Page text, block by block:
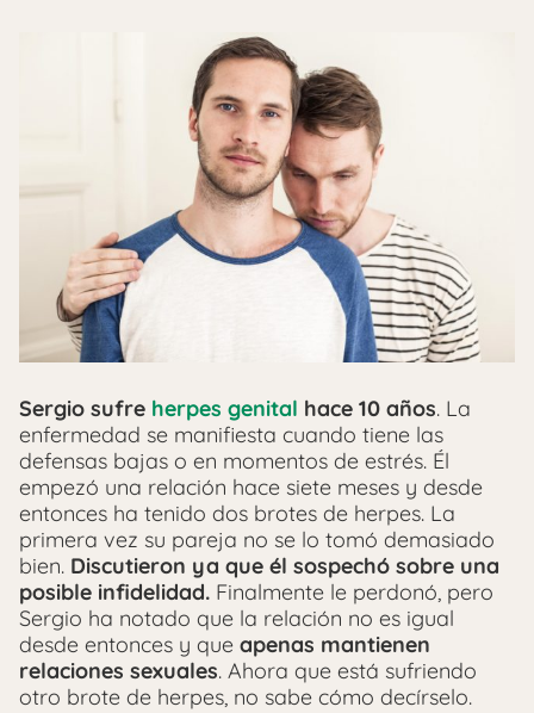
Sergio sufre herpes genital hace 10 años. La
enfermedad se manifiesta cuando tiene las
defensas bajas o en momentos de estrés. Él
empezó una relación hace siete meses y desde
entonces ha tenido dos brotes de herpes. La
primera vez su pareja no se lo tomó demasiado
bien. Discutieron ya que él sospechó sobre una
posible infidelidad. Finalmente le perdonó, pero
Sergio ha notado que la relación no es igual
desde entonces y que apenas mantienen
relaciones sexuales. Ahora que está sufriendo
otro brote de herpes, no sabe cómo decírselo.